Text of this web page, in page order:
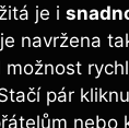
je i
navržena‍
možnost⁢
pár
nebo